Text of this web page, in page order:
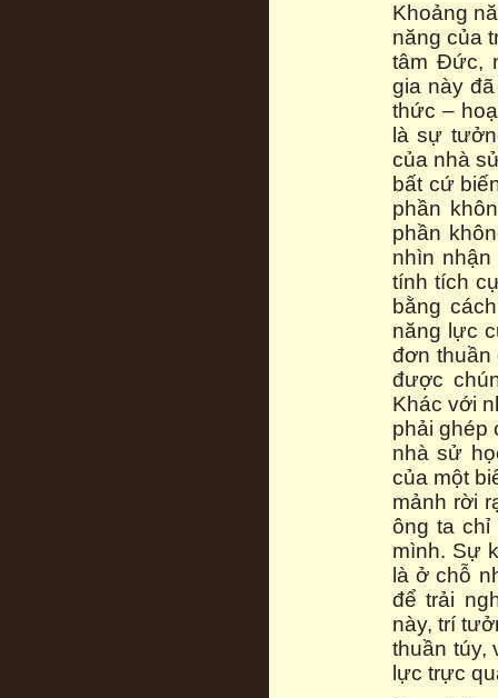
Khoảng
năng của
tâm Đức,
gia này
thức –
là sự
của nhà
bất cứ
phần
phần
nhìn
tính tích
bằng
năng lực
đơn thuần
được
Khác với
phải ghép
nhà sử
của một
mảnh rời
ông ta
mình. Sự
là ở chỗ
để trải
này, trí
thuần túy,
lực trực